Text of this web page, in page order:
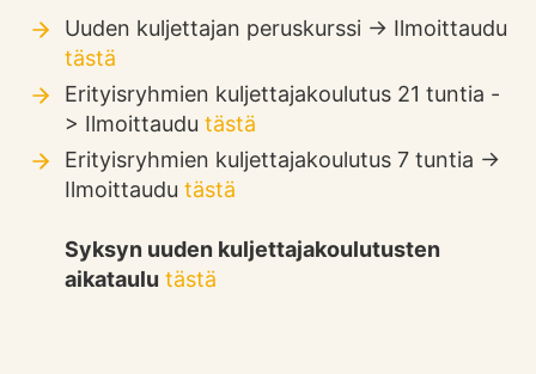
Uuden kuljettajan peruskurssi -> Ilmoittaudu
tästä
Erityisryhmien kuljettajakoulutus 21 tuntia -
> Ilmoittaudu tästä
Erityisryhmien kuljettajakoulutus 7 tuntia ->
Ilmoittaudu tästä
Syksyn uuden kuljettajakoulutusten
aikataulu tästä